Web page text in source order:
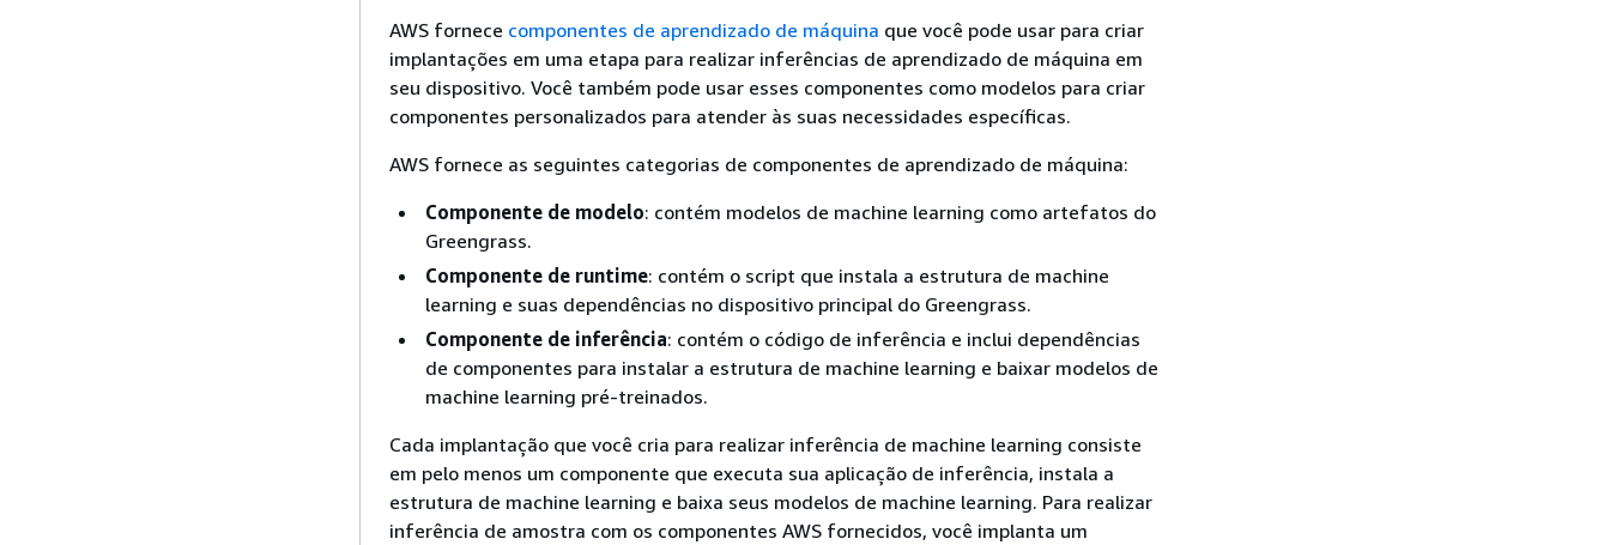
AWS fornece componentes de aprendizado de máquina que você pode usar para criar
implantações em uma etapa para realizar inferências de aprendizado de máquina em
seu dispositivo. Você também pode usar esses componentes como modelos para criar
componentes personalizados para atender às suas necessidades específicas.
AWS fornece as seguintes categorias de componentes de aprendizado de máquina:
Componente de modelo: contém modelos de machine learning como artefatos do
Greengrass.
Componente de runtime: contém o script que instala a estrutura de machine
learning e suas dependências no dispositivo principal do Greengrass.
Componente de inferência: contém o código de inferência e inclui dependências
de componentes para instalar a estrutura de machine learning e baixar modelos de
machine learning pré-treinados.
Cada implantação que você cria para realizar inferência de machine learning consiste
em pelo menos um componente que executa sua aplicação de inferência, instala a
estrutura de machine learning e baixa seus modelos de machine learning. Para realizar
inferência de amostra com os componentes AWS fornecidos, você implanta um